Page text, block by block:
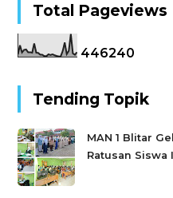
Total Pageviews
446240
Tending Topik
MAN 1 Blitar
Ratusan Siswa